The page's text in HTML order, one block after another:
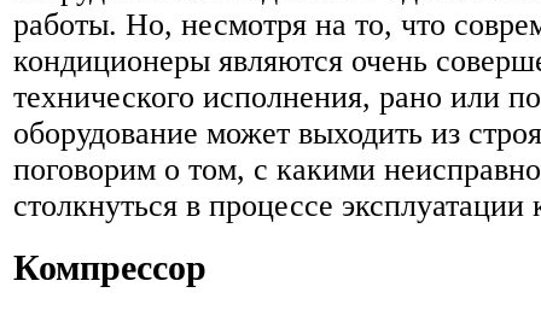
работы. Но, несмотря на то, что
кондиционеры являются очень
технического исполнения, рано или
оборудование может выходить из
поговорим о том, с какими
столкнуться в процессе
Компрессор